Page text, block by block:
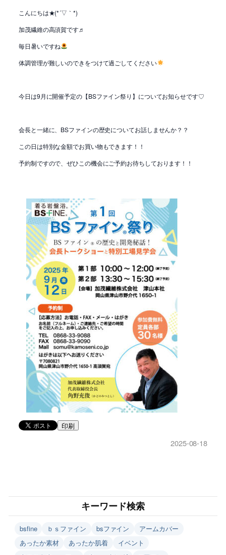
こんにちは★(*´▽｀*)
加茂繊維の高須賀です♬
毎日暑いですね
体調管理が難しいのできをつけて過ごしてください
今日は9月に開催予定の【BSファイン祭り】についてお知らせです♡
会長と一緒に、BSファインの歴史についてお話しませんか？？
この日は特別な金額でお買い物もできます！！
予約制ですので、ぜひこの機会にご予約お待ちしております！！
印刷
2025-08-18
キーワード検索
bsfine ｂｓファイン bsファイン
アームカバー
あったか素材
あったか肌着
イベント